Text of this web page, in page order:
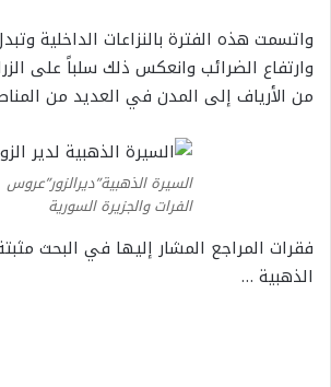
واتسمت هذه الفترة بالنزاعات الداخلية
وارتفاع الضرائب وانعكس ذلك سلباً على
من الأرياف إلى المدن في العديد من
السيرة الذهبية”ديرالزور”عروس
الفرات والجزيرة السورية
فقرات المراجع المشار إليها في البحث
الذهبية …